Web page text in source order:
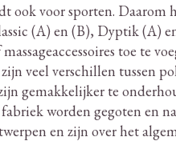
ook voor sporten. Daarom
(A) en (B), Dyptik (A)
toe te
veel verschillen tussen
gemakkelijker te
worden gegoten en
en zijn over het